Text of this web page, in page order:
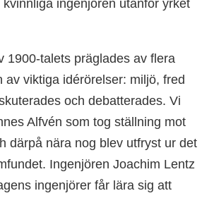
ingenjören utanför yrket
1900-talets präglades av flera
av viktiga idérörelser: miljö, fred
och debatterades. Vi
Alfvén som tog ställning mot
därpå nära nog blev utfryst ur det
Ingenjören Joachim Lentz
ingenjörer får lära sig att